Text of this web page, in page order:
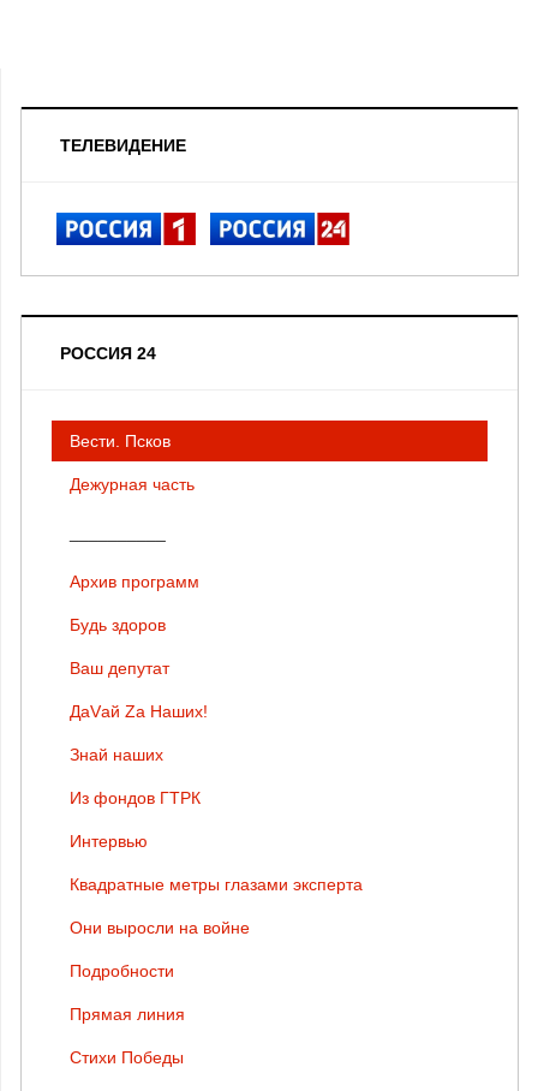
ТЕЛЕВИДЕНИЕ
РОССИЯ 24
Вести. Псков
Дежурная часть
Архив программ
Будь здоров
Ваш депутат
ДаVай Zа Наших!
Знай наших
Из фондов ГТРК
Интервью
Квадратные метры глазами эксперта
Они выросли на войне
Подробности
Прямая линия
Стихи Победы